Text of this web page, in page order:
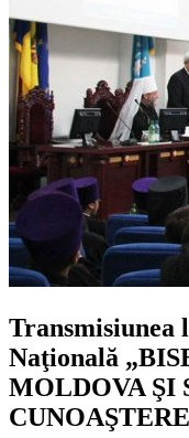
Naţională
MOLDOVA ŞI